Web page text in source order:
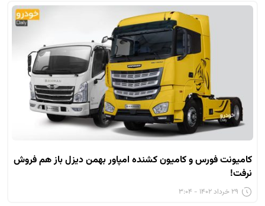
کامیونت فورس و کامیون کشنده امپاور بهمن دیزل باز هم فروش
نرفت!
۲۹ خرداد ۱۴۰۲ - ۳:۰۴